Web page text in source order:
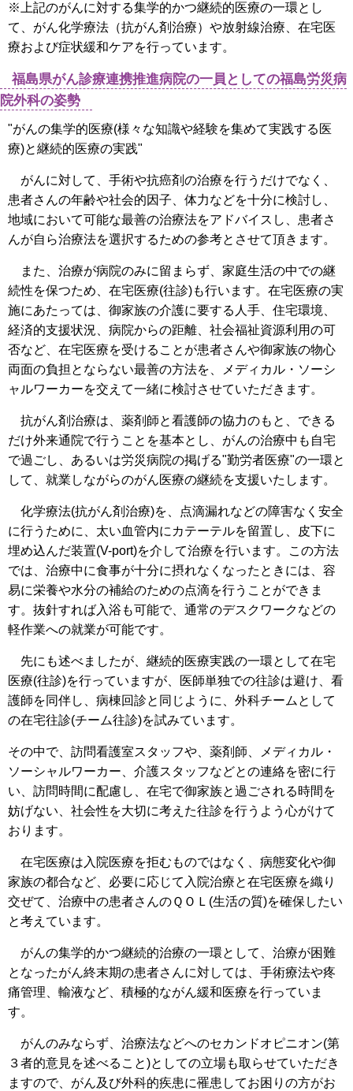
※上記のがんに対する集学的かつ継続的医療の一環とし
て、がん化学療法（抗がん剤治療）や放射線治療、在宅医
療および症状緩和ケアを行っています。
福島県がん診療連携推進病院の一員としての福島労災病
院外科の姿勢
"がんの集学的医療(様々な知識や経験を集めて実践する医
療)と継続的医療の実践"
がんに対して、手術や抗癌剤の治療を行うだけでなく、
患者さんの年齢や社会的因子、体力などを十分に検討し、
地域において可能な最善の治療法をアドバイスし、患者さ
んが自ら治療法を選択するための参考とさせて頂きます。
また、治療が病院のみに留まらず、家庭生活の中での継
続性を保つため、在宅医療(往診)も行います。在宅医療の実
施にあたっては、御家族の介護に要する人手、住宅環境、
経済的支援状況、病院からの距離、社会福祉資源利用の可
否など、在宅医療を受けることが患者さんや御家族の物心
両面の負担とならない最善の方法を、メディカル・ソーシ
ャルワーカーを交えて一緒に検討させていただきます。
抗がん剤治療は、薬剤師と看護師の協力のもと、できる
だけ外来通院で行うことを基本とし、がんの治療中も自宅
で過ごし、あるいは労災病院の掲げる"勤労者医療"の一環と
して、就業しながらのがん医療の継続を支援いたします。
化学療法(抗がん剤治療)を、点滴漏れなどの障害なく安全
に行うために、太い血管内にカテーテルを留置し、皮下に
埋め込んだ装置(V-port)を介して治療を行います。この方法
では、治療中に食事が十分に摂れなくなったときには、容
易に栄養や水分の補給のための点滴を行うことができま
す。抜針すれば入浴も可能で、通常のデスクワークなどの
軽作業への就業が可能です。
先にも述べましたが、継続的医療実践の一環として在宅
医療(往診)を行っていますが、医師単独での往診は避け、看
護師を同伴し、病棟回診と同じように、外科チームとして
の在宅往診(チーム往診)を試みています。
その中で、訪問看護室スタッフや、薬剤師、メディカル・
ソーシャルワーカー、介護スタッフなどとの連絡を密に行
い、訪問時間に配慮し、在宅で御家族と過ごされる時間を
妨げない、社会性を大切に考えた往診を行うよう心がけて
おります。
在宅医療は入院医療を拒むものではなく、病態変化や御
家族の都合など、必要に応じて入院治療と在宅医療を織り
交ぜて、治療中の患者さんのＱＯＬ(生活の質)を確保したい
と考えています。
がんの集学的かつ継続的治療の一環として、治療が困難
となったがん終末期の患者さんに対しては、手術療法や疼
痛管理、輸液など、積極的ながん緩和医療を行っていま
す。
がんのみならず、治療法などへのセカンドオピニオン(第
３者的意見を述べること)としての立場も取らせていただき
ますので、がん及び外科的疾患に罹患してお困りの方がお